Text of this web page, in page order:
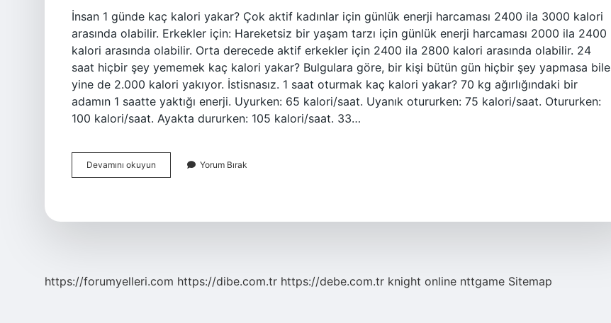
İnsan 1 günde kaç kalori yakar? Çok aktif kadınlar için günlük enerji harcaması 2400 ila 3000 kalori
arasında olabilir. Erkekler için: Hareketsiz bir yaşam tarzı için günlük enerji harcaması 2000 ila 2400
kalori arasında olabilir. Orta derecede aktif erkekler için 2400 ila 2800 kalori arasında olabilir. 24
saat hiçbir şey yememek kaç kalori yakar? Bulgulara göre, bir kişi bütün gün hiçbir şey yapmasa bile
yine de 2.000 kalori yakıyor. İstisnasız. 1 saat oturmak kaç kalori yakar? 70 kg ağırlığındaki bir
adamın 1 saatte yaktığı enerji. Uyurken: 65 kalori/saat. Uyanık otururken: 75 kalori/saat. Otururken:
100 kalori/saat. Ayakta dururken: 105 kalori/saat. 33…
Devamını okuyun
Insan
Yorum Bırak
https://forumyelleri.com https://dibe.com.tr https://debe.com.tr knight online nttgame Sitemap